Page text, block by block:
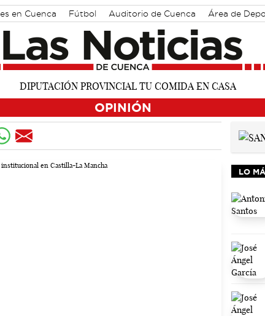
en Cuenca Fútbol Auditorio de Cuenca Área de
OPINIÓN
LO